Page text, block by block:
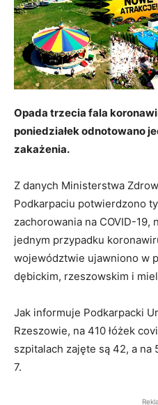
Opada trzecia fala
poniedziałek odnotowano
zakażenia.
Z danych Ministerstwa
Podkarpaciu potwierdzono
zachorowania na COVID-
jednym przypadku
województwie ujawniono w
dębickim, rzeszowskim i
Jak informuje Podkarpacki
Rzeszowie, na 410 łóżek
szpitalach zajęte są 42, a
7.